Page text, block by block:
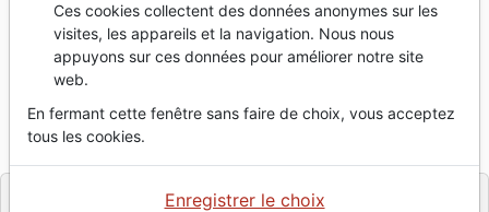
L'Église sans les murs
Cheminer ensemble avec Jésus
Auteur :
RéférenceMB3594 EAN9782826035947
La Maison de la Bible
Ces cookies collectent des données anonymes sur les
visites, les appareils et la navigation. Nous nous
appuyons sur ces données pour améliorer notre site
web.
En fermant cette fenêtre sans faire de choix, vous acceptez
tous les cookies.
Enregistrer le choix